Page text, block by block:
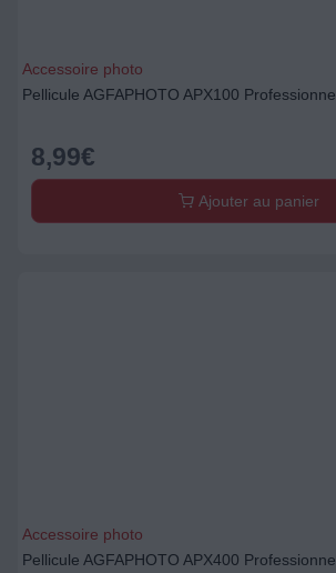
Accessoire photo
Pellicule AGFAPHOTO APX100
8,99€
Ajouter au panier
Accessoire photo
Pellicule AGFAPHOTO APX400